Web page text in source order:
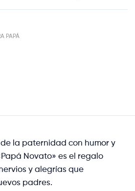
PAPÁ
la paternidad con humor y
Novato» es el regalo
y alegrías que
padres.